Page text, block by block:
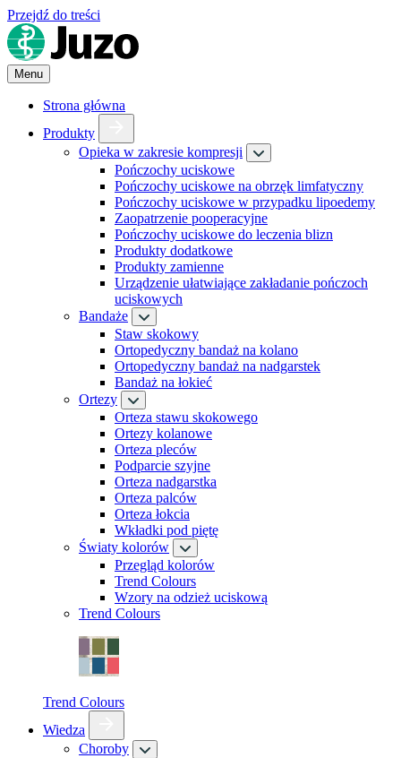
Przejdź do treści
Menu
Strona główna
Produkty
Opieka w zakresie kompresji
Pończochy uciskowe
Pończochy uciskowe na obrzęk limfatyczny
Pończochy uciskowe w przypadku lipoedemy
Zaopatrzenie pooperacyjne
Pończochy uciskowe do leczenia blizn
Produkty dodatkowe
Produkty zamienne
Urządzenie ułatwiające zakładanie pończoch
uciskowych
Bandaże
Staw skokowy
Ortopedyczny bandaż na kolano
Ortopedyczny bandaż na nadgarstek
Bandaż na łokieć
Ortezy
Orteza stawu skokowego
Ortezy kolanowe
Orteza pleców
Podparcie szyjne
Orteza nadgarstka
Orteza palców
Orteza łokcia
Wkładki pod piętę
Światy kolorów
Przegląd kolorów
Trend Colours
Wzory na odzież uciskową
Trend Colours
Trend Colours
Wiedza
Choroby